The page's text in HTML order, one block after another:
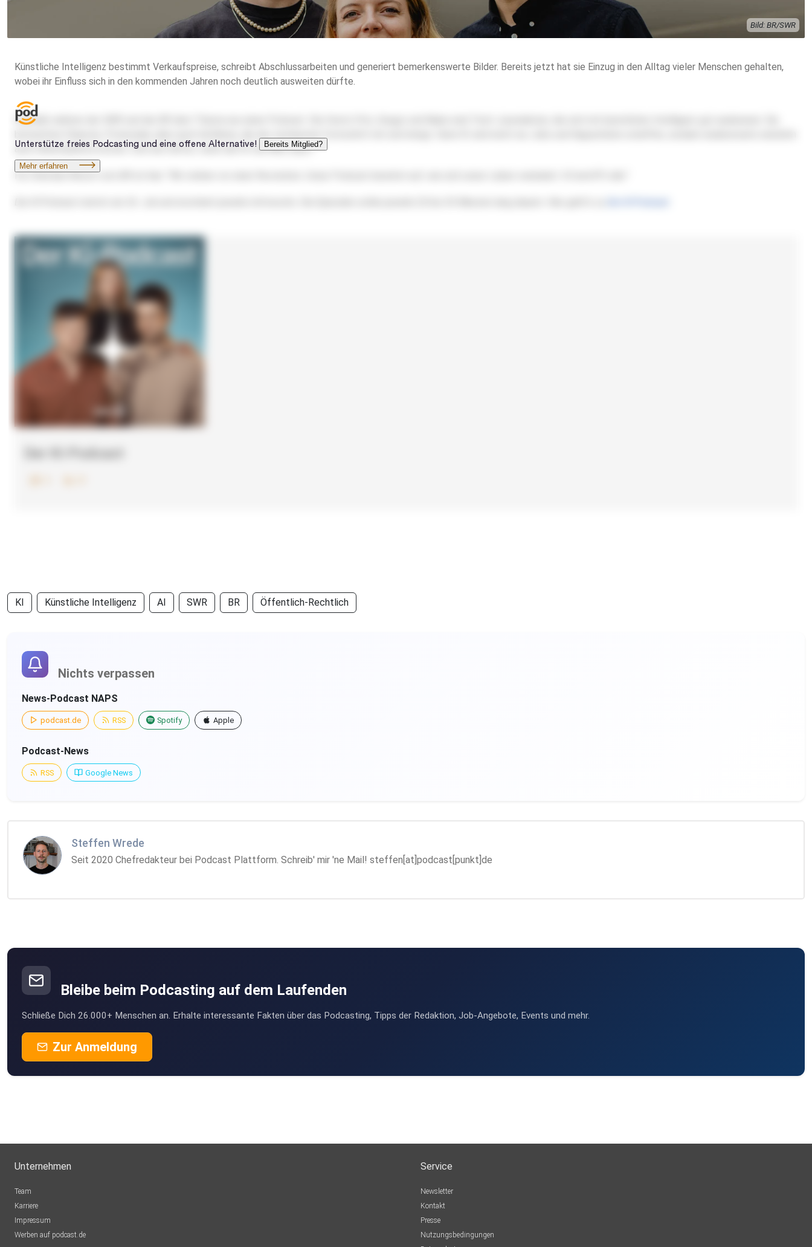
Bild: BR/SWR
Künstliche Intelligenz bestimmt Verkaufspreise, schreibt Abschlussarbeiten und generiert bemerkenswerte Bilder. Bereits jetzt hat sie Einzug in den Alltag vieler Menschen gehalten,
wobei ihr Einfluss sich in den kommenden Jahren noch deutlich ausweiten dürfte.
Deshalb widmen der
auch Arbeitsplätze kosten. Und wer haftet, wenn die KI mal Mist baut?
Für Christian Nitsch vom
KI Künstliche Intelligenz AI SWR BR Öffentlich-Rechtlich
Nichts verpassen
News-Podcast NAPS
podcast.de RSS Spotify Apple
Podcast-News
RSS Google News
Steffen Wrede
Seit 2020 Chefredakteur bei Podcast Plattform. Schreib' mir 'ne Mail! steffen[at]podcast[punkt]de
Bleibe beim Podcasting auf dem Laufenden
Schließe Dich 26.000+ Menschen an. Erhalte interessante Fakten über das Podcasting, Tipps der Redaktion, Job-Angebote, Events und mehr.
Zur Anmeldung
Unternehmen
Team
Karriere
Impressum
Werben auf podcast.de
Service
Newsletter
Kontakt
Presse
Nutzungsbedingungen